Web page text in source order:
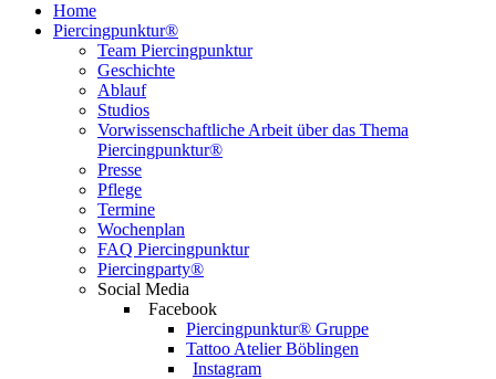
Home
Piercingpunktur®
Team Piercingpunktur
Geschichte
Ablauf
Studios
Vorwissenschaftliche Arbeit über das Thema
Piercingpunktur®
Presse
Pflege
Termine
Wochenplan
FAQ Piercingpunktur
Piercingparty®
Social Media
Facebook
Piercingpunktur® Gruppe
Tattoo Atelier Böblingen
Instagram